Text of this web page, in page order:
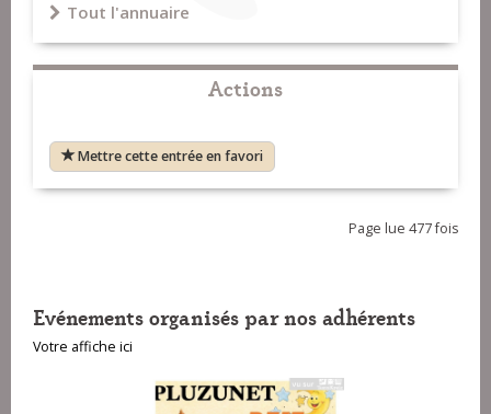
Tout l'annuaire
Actions
Mettre cette entrée en favori
Page lue 477 fois
Evénements organisés par nos adhérents
Votre affiche ici